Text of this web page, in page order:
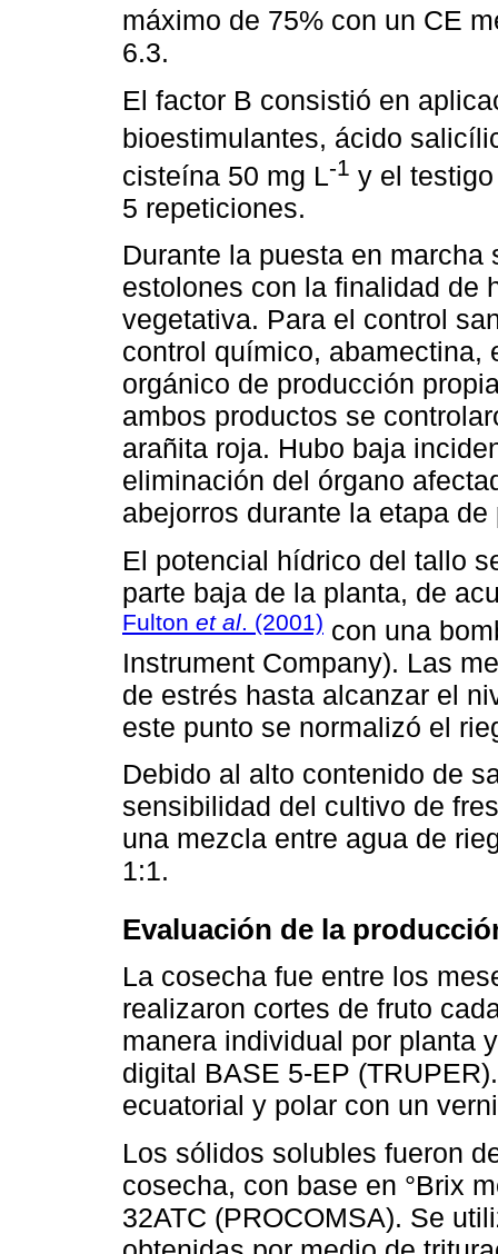
máximo de 75% con un CE
6.3.
El factor B consistió en
bioestimulantes, ácido
cisteína 50 mg L-1 y el
5 repeticiones.
Durante la puesta en
estolones con la finalidad de
vegetativa. Para el control
control químico, abamectina,
orgánico de producción
ambos productos se
arañita roja. Hubo baja
eliminación del órgano
abejorros durante la etapa de
El potencial hídrico del tallo
parte baja de la planta, de
Fulton et al. (2001) con una
Instrument Company). Las
de estrés hasta alcanzar el
este punto se normalizó el
Debido al alto contenido de
sensibilidad del cultivo de
una mezcla entre agua de
1:1.
Evaluación de la
La cosecha fue entre los
realizaron cortes de fruto
manera individual por planta
digital BASE 5-EP
ecuatorial y polar con un
Los sólidos solubles fueron
cosecha, con base en °Brix
32ATC (PROCOMSA). Se